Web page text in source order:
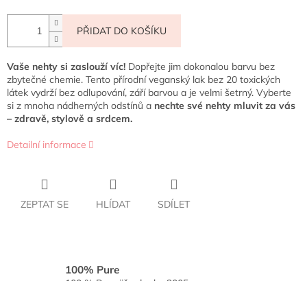
PŘIDAT DO KOŠÍKU
Vaše nehty si zaslouží víc! Dopřejte jim dokonalou barvu bez
zbytečné chemie. Tento přírodní veganský lak bez 20 toxických
látek vydrží bez odlupování, září barvou a je velmi šetrný. Vyberte
si z mnoha nádherných odstínů a nechte své nehty mluvit za vás
– zdravě, stylově a srdcem.
Detailní informace
ZEPTAT SE HLÍDAT SDÍLET
100% Pure